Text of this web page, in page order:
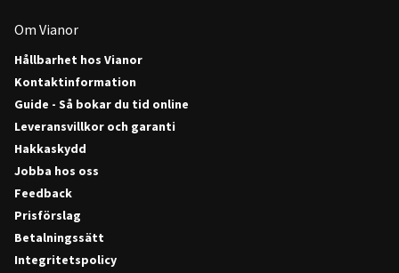
Om Vianor
Hållbarhet hos Vianor
Kontaktinformation
Guide - Så bokar du tid online
Leveransvillkor och garanti
Hakkaskydd
Jobba hos oss
Feedback
Prisförslag
Betalningssätt
Integritetspolicy